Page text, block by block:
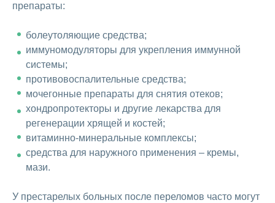
препараты:
болеутоляющие средства;
иммуномодуляторы для укрепления иммунной
системы;
противовоспалительные средства;
мочегонные препараты для снятия отеков;
хондропротекторы и другие лекарства для
регенерации хрящей и костей;
витаминно-минеральные комплексы;
средства для наружного применения – кремы,
мази.
У престарелых больных после переломов часто могут